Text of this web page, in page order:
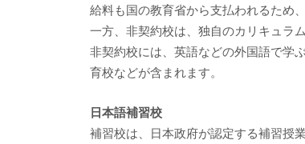
給料も国の教育省から支払われるため
一方、非契約校は、独自のカリキュラ
非契約校には、英語などの外国語で学
育校などが含まれます。
日本語補習校
補習校は、日本政府が認定する補習授